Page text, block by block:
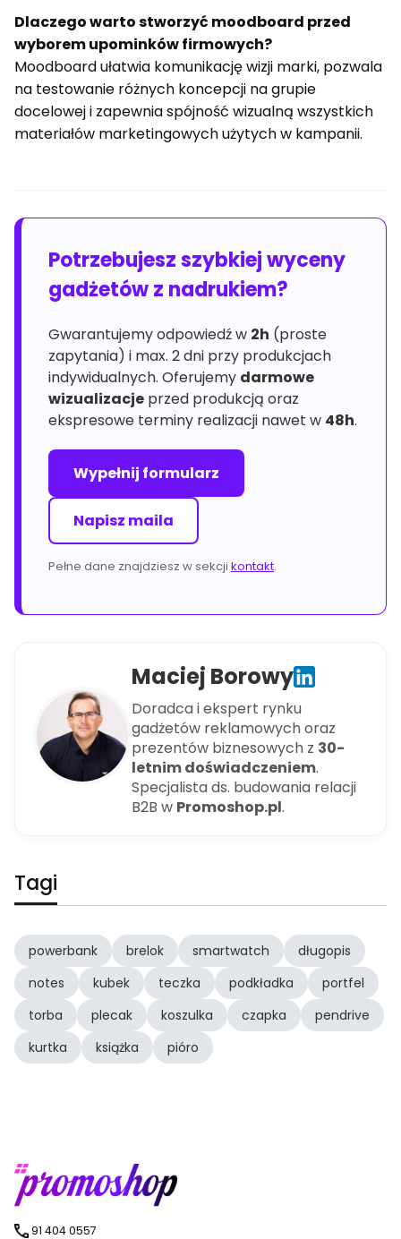
Dlaczego warto stworzyć moodboard przed
wyborem upominków firmowych?
Moodboard ułatwia komunikację wizji marki, pozwala
na testowanie różnych koncepcji na grupie
docelowej i zapewnia spójność wizualną wszystkich
materiałów marketingowych użytych w kampanii.
Potrzebujesz szybkiej wyceny
gadżetów z nadrukiem?
Gwarantujemy odpowiedź w 2h (proste
zapytania) i max. 2 dni przy produkcjach
indywidualnych. Oferujemy darmowe
wizualizacje przed produkcją oraz
ekspresowe terminy realizacji nawet w 48h.
Wypełnij formularz
Napisz maila
Pełne dane znajdziesz w sekcji kontakt.
Maciej Borowy
Doradca i ekspert rynku
gadżetów reklamowych oraz
prezentów biznesowych z 30-
letnim doświadczeniem.
Specjalista ds. budowania relacji
B2B w Promoshop.pl.
Tagi
powerbank brelok smartwatch
długopis
notes
kubek teczka podkładka
portfel
torba
plecak koszulka czapka
pendrive
kurtka
książka pióro
91 404 0557